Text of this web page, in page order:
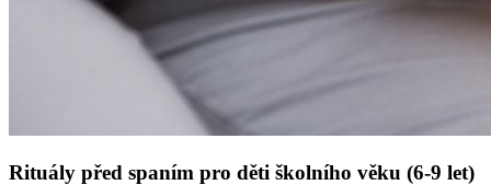
Rituály před spaním pro děti školního věku (6-9 let)